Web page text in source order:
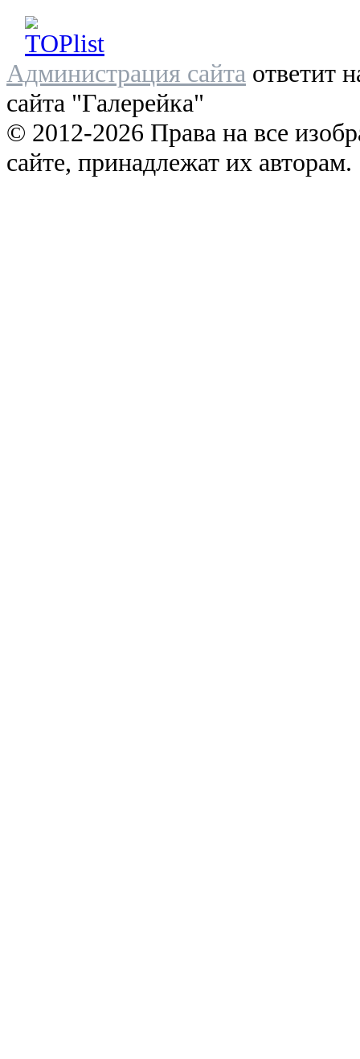
Администрация сайта ответит
сайта "Галерейка"
© 2012-2026 Права на все
сайте, принадлежат их авторам.